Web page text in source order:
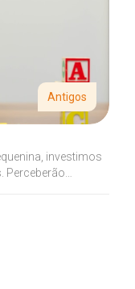
Antigos
investimos
Perceberão